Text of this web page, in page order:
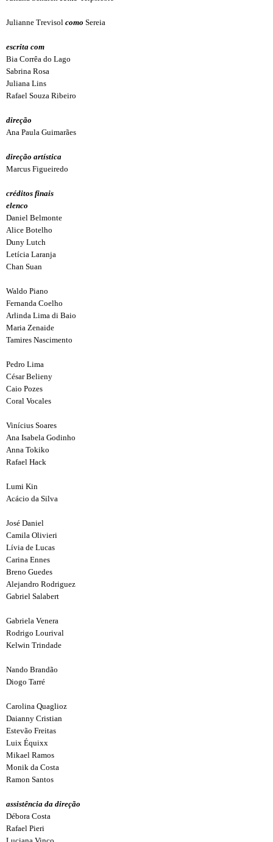
Julianne Trevisol como Sereia
escrita com
Bia Corrêa do Lago
Sabrina Rosa
Juliana Lins
Rafael Souza Ribeiro
direção
Ana Paula Guimarães
direção artística
Marcus Figueiredo
créditos finais
elenco
Daniel Belmonte
Alice Botelho
Duny Lutch
Letícia Laranja
Chan Suan
Waldo Piano
Fernanda Coelho
Arlinda Lima di Baio
Maria Zenaide
Tamires Nascimento
Pedro Lima
César Belieny
Caio Pozes
Coral Vocales
Vinícius Soares
Ana Isabela Godinho
Anna Tokiko
Rafael Hack
Lumi Kin
Acácio da Silva
José Daniel
Camila Olivieri
Lívia de Lucas
Carina Ennes
Breno Guedes
Alejandro Rodriguez
Gabriel Salabert
Gabriela Venera
Rodrigo Lourival
Kelwin Trindade
Nando Brandão
Diogo Tarré
Carolina Quaglioz
Daianny Cristian
Estevão Freitas
Luix Équixx
Mikael Ramos
Monik da Costa
Ramon Santos
assistência da direção
Débora Costa
Rafael Pieri